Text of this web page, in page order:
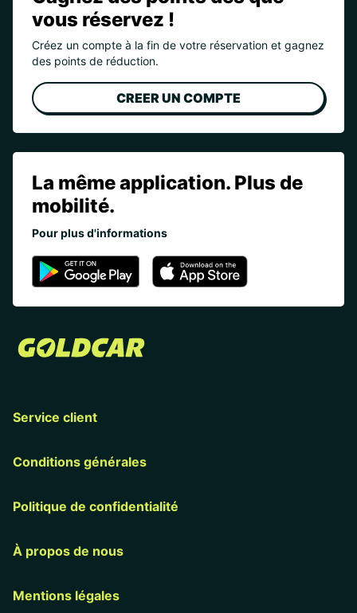
vous réservez !
Créez un compte à la fin de votre réservation et gagnez
des points de réduction.
CREER UN COMPTE
La même application. Plus de
mobilité.
Pour plus d'informations
Service client
Conditions générales
Politique de confidentialité
À propos de nous
Mentions légales